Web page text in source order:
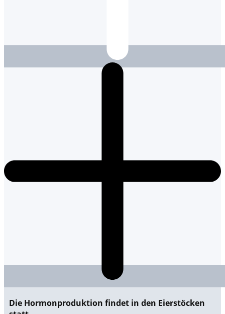
Die Hormonproduktion findet in den Eierstöcken